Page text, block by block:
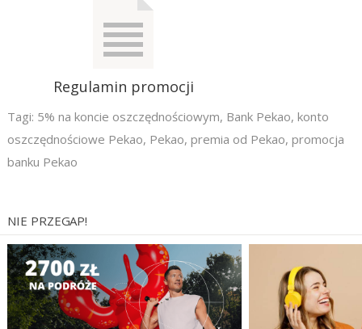
Regulamin promocji
Tagi: 5% na koncie oszczędnościowym, Bank Pekao, konto
oszczędnościowe Pekao, Pekao, premia od Pekao, promocja
banku Pekao
NIE PRZEGAP!